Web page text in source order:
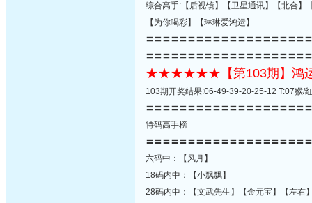
综合高手:【后视镜】【卫星通讯】【北合】
【为你喝彩】【琳琳爱鸿运】
〓〓〓〓〓〓〓〓〓〓〓〓〓〓〓〓〓〓〓
〓〓〓〓〓〓〓〓〓〓〓〓〓〓〓〓〓〓〓
★★★★★★【第103期】鸿
103期开奖结果:06-49-39-20-25-12 T:07猴
〓〓〓〓〓〓〓〓〓〓〓〓〓〓〓〓〓〓〓
特码高手榜
〓〓〓〓〓〓〓〓〓〓〓〓〓〓〓〓〓〓〓
六码中：【风月】
18码内中：【小飘飘】
28码内中：【文武先生】【金元宝】【左右